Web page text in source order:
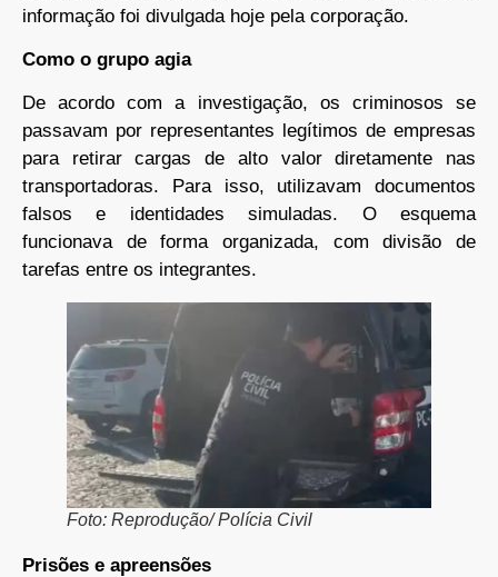
informação foi divulgada hoje pela corporação.
Como o grupo agia
De acordo com a investigação, os criminosos se
passavam por representantes legítimos de empresas
para retirar cargas de alto valor diretamente nas
transportadoras. Para isso, utilizavam documentos
falsos e identidades simuladas. O esquema
funcionava de forma organizada, com divisão de
tarefas entre os integrantes.
Foto: Reprodução/ Polícia Civil
Prisões e apreensões